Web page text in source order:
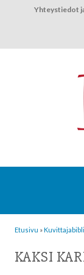
Yhteystiedot
Etusivu »
KAKSI